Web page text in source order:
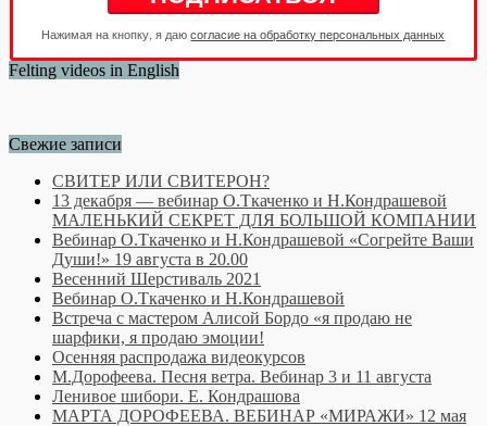
Нажимая на кнопку, я даюсогласие на обработку персональных данных
Felting videos in English
Свежие записи
СВИТЕР ИЛИ СВИТЕРОН?
13 декабря — вебинар О.Ткаченко и Н.Кондрашевой
МАЛЕНЬКИЙ СЕКРЕТ ДЛЯ БОЛЬШОЙ КОМПАНИИ
Вебинар О.Ткаченко и Н.Кондрашевой «Согрейте Ваши
Души!» 19 августа в 20.00
Весенний Шерстиваль 2021
Вебинар О.Ткаченко и Н.Кондрашевой
Встреча с мастером Алисой Бордо «я продаю не
шарфики, я продаю эмоции!
Осенняя распродажа видеокурсов
М.Дорофеева. Песня ветра. Вебинар 3 и 11 августа
Ленивое шибори. Е. Кондрашова
МАРТА ДОРОФЕЕВА. ВЕБИНАР «МИРАЖИ» 12 мая